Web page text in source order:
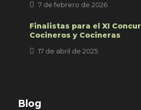
7 de febrero de 2026
Finalistas para el XI
Cocineros y Cocineras
17 de abril de 2025
Blog